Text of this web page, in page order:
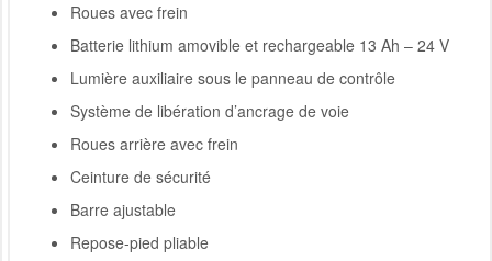
Roues avec frein
Batterie lithium amovible et rechargeable 13 Ah – 24 V
Lumière auxiliaire sous le panneau de contrôle
Système de libération d’ancrage de voie
Roues arrière avec frein
Ceinture de sécurité
Barre ajustable
Repose-pied pliable